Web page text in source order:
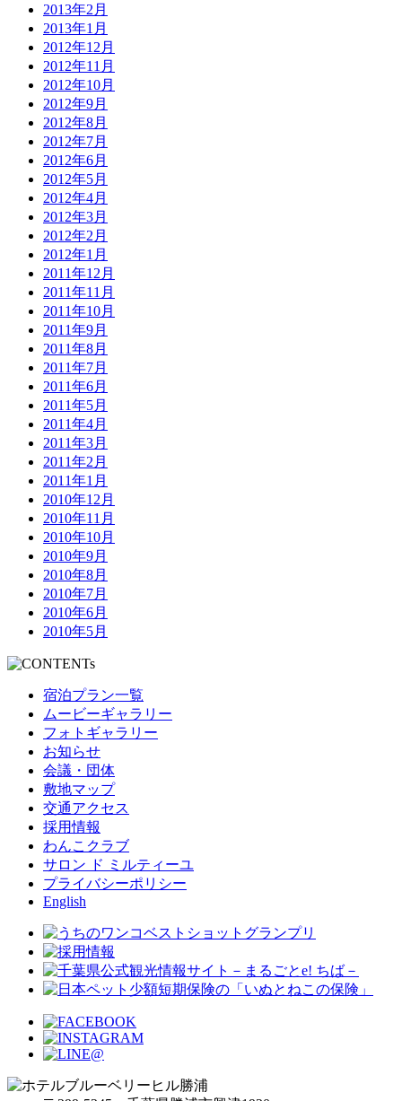
2013年2月
2013年1月
2012年12月
2012年11月
2012年10月
2012年9月
2012年8月
2012年7月
2012年6月
2012年5月
2012年4月
2012年3月
2012年2月
2012年1月
2011年12月
2011年11月
2011年10月
2011年9月
2011年8月
2011年7月
2011年6月
2011年5月
2011年4月
2011年3月
2011年2月
2011年1月
2010年12月
2010年11月
2010年10月
2010年9月
2010年8月
2010年7月
2010年6月
2010年5月
宿泊プラン一覧
ムービーギャラリー
フォトギャラリー
お知らせ
会議・団体
敷地マップ
交通アクセス
採用情報
わんこクラブ
サロン ド ミルティーユ
プライバシーポリシー
English